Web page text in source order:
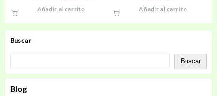
Buscar
Buscar
Blog
precio
era:
es:
Añadir al carrito Añadir al carrito